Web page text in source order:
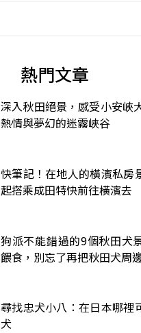
熱門文章
深入秋田絕景，感受小安峽
熱情與夢幻的迷霧峽谷
快筆記！在地人的橫濱私房
起搭乘成田特快前往橫濱去
狗派不能錯過的9個秋田犬
餵食，別忘了再把秋田犬周
尋找忠犬小八：在日本哪裡
犬